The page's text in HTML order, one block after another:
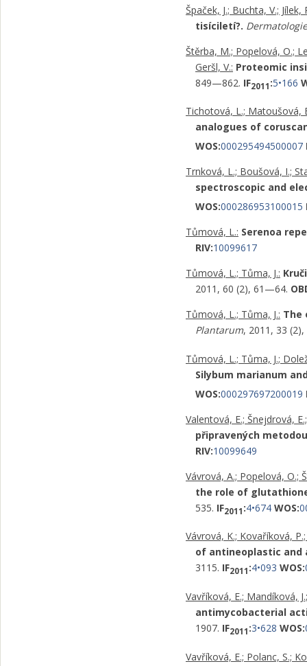
Špaček, J.; Buchta, V.;
tisíciletí?.
Štěrba, M.; Popelová, O.;
Geršl, V.: Proteomic
849—862. IF2011 :5•166
Tichotová, L.; Matoušová,
analogues of
WOS:000295494500007
Trnková, L.; Boušová, I.;
spectroscopic and
WOS:000286953100015
Tůmová, L.: Serenoa
RIV:10099617
Tůmová, L.; Tůma, J.:
2011, 60 (2), 61—64.
Tůmová, L.; Tůma, J.: The
Plantarum, 2011, 33
Tůmová, L.; Tůma, J.;
Silybum marianum
WOS:000297697200019
Valentová, E.; Šnejdrová,
připravených
RIV:10099649
Vávrová, A.; Popelová, O.;
the role of
535. IF2011 :4•674 WOS:
Vávrová, K.; Kovaříková,
of antineoplastic and
3115. IF2011 :4•093 WOS:
Vavříková, E.; Mandíková,
antimycobacterial
1907. IF2011 :3•628 WOS:
Vavříková, E.; Polanc, S.;